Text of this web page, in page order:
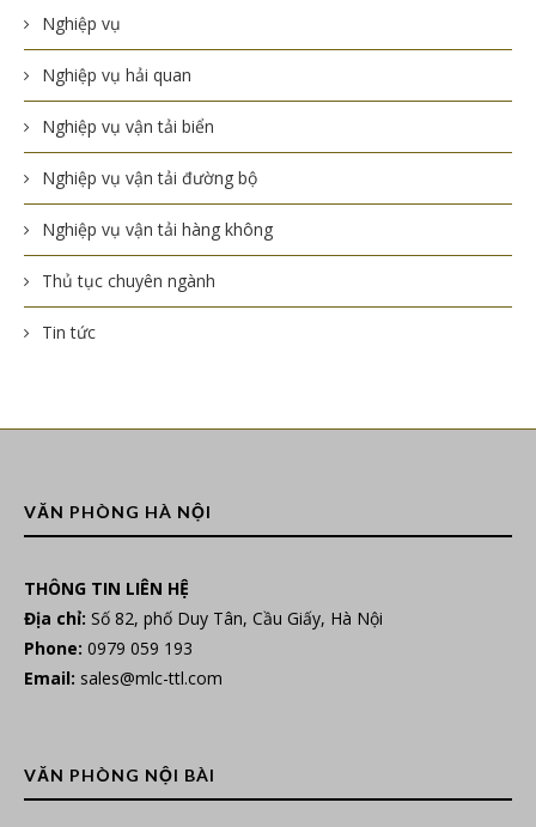
Nghiệp vụ
Nghiệp vụ hải quan
Nghiệp vụ vận tải biển
Nghiệp vụ vận tải đường bộ
Nghiệp vụ vận tải hàng không
Thủ tục chuyên ngành
Tin tức
VĂN PHÒNG HÀ NỘI
THÔNG TIN LIÊN HỆ
Địa chỉ: Số 82, phố Duy Tân, Cầu Giấy, Hà Nội
Phone: 0979 059 193
Email: sales@mlc-ttl.com
VĂN PHÒNG NỘI BÀI